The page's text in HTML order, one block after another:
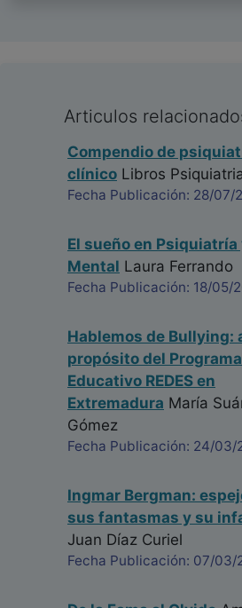
Articulos
Compendio de
clínico Libros
Fecha Publicación: 28/07/
El sueño en Psiquiatría
Mental Laura Ferrando
Fecha Publicación: 18/05/
Hablemos de Bullying:
propósito del Programa
Educativo REDES en
Extremadura María
Gómez
Fecha Publicación: 24/03/
Ingmar Bergman:
sus fantasmas y su
Juan Díaz Curiel
Fecha Publicación: 07/03/